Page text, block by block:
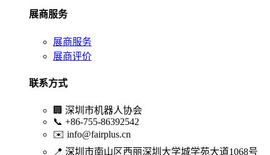
展商服务
展商服务
展商评价
联系方式
🏢 深圳市机器人协会
📞 +86-755-86392542
✉️ info@fairplus.cn
📍 深圳市南山区西丽深圳大学城学苑大道1068号